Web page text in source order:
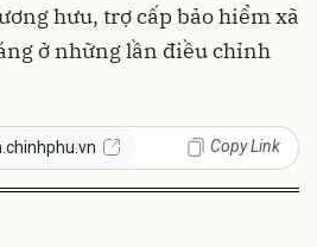
hưu, trợ cấp bảo hiểm xã
ở những lần điều chỉnh
Copy Link